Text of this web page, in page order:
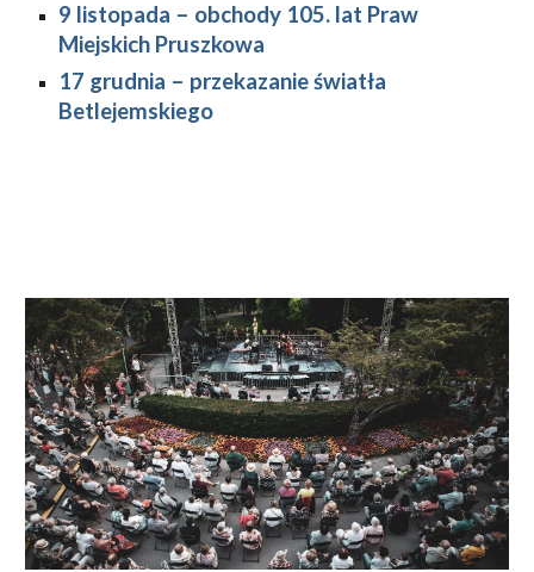
9 listopada – obchody 105. lat Praw
Miejskich Pruszkowa
17 grudnia – przekazanie światła
Betlejemskiego